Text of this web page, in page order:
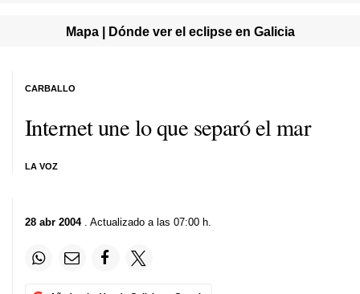
Mapa | Dónde ver el eclipse en Galicia
Internet une lo que separó el mar
LA VOZ
CARBALLO
28 abr 2004. Actualizado a las 07:00 h.